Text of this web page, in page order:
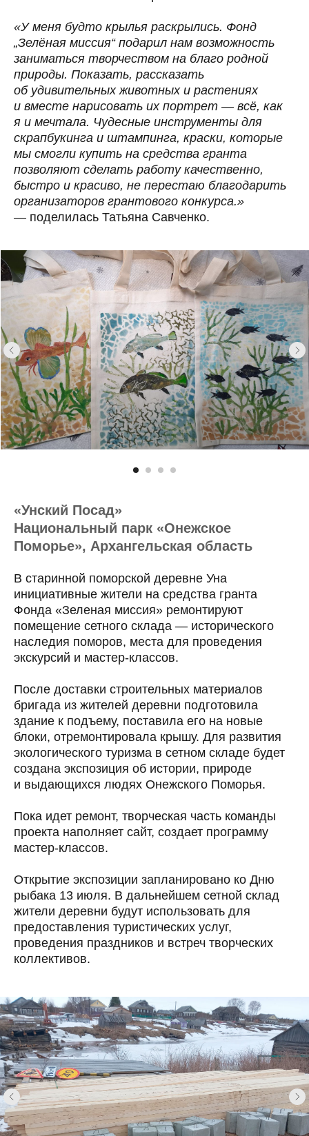
«У меня будто крылья раскрылись. Фонд
„Зелёная миссия“ подарил нам возможность
заниматься творчеством на благо родной
природы. Показать, рассказать
об удивительных животных и растениях
и вместе нарисовать их портрет — всё, как
я и мечтала. Чудесные инструменты для
скрапбукинга и штампинга, краски, которые
мы смогли купить на средства гранта
позволяют сделать работу качественно,
быстро и красиво, не перестаю благодарить
организаторов грантового конкурса.»
— поделилась Татьяна Савченко.
«Унский Посад»
Национальный парк «Онежское
Поморье», Архангельская область
В старинной поморской деревне Уна
инициативные жители на средства гранта
Фонда «Зеленая миссия» ремонтируют
помещение сетного склада — исторического
наследия поморов, места для проведения
экскурсий и мастер-классов.
После доставки строительных материалов
бригада из жителей деревни подготовила
здание к подъему, поставила его на новые
блоки, отремонтировала крышу. Для развития
экологического туризма в сетном складе будет
создана экспозиция об истории, природе
и выдающихся людях Онежского Поморья.
Пока идет ремонт, творческая часть команды
проекта наполняет сайт, создает программу
мастер-классов.
Открытие экспозиции запланировано ко Дню
рыбака 13 июля. В дальнейшем сетной склад
жители деревни будут использовать для
предоставления туристических услуг,
проведения праздников и встреч творческих
коллективов.
Директор, член Общественного совета
при Росгидромете
ИНН 9731007865, ОГРН 1187700013192
127322, г. Москва, вн. тер. г. муниципальный округ Бутырский,
ул. Яблочкова, д. 21, к. 3, помещ. 1Г/6
ОЛЬГА ЛАКУСТОВА
политика
конфиденциальности
пользовательское
соглашение
ОСТАВЬТЕ СВОЮ ПОЧТУ, ЧТОБЫ
ПОДПИСАТЬСЯ НА РАССЫЛКУ.
ОБЕЩАЕМ ПРИСЫЛАТЬ ТОЛЬКО
ВАЖНЫЕ ПИСЬМА.
соглашение с обработкой персональных данных
+7 (916) 440-08-18